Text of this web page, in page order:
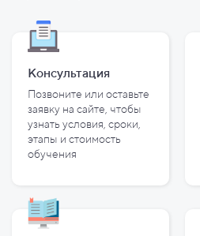
Консультация
Позвоните или оставьте
заявку на сайте, чтобы
узнать условия, сроки,
этапы и стоимость
обучения